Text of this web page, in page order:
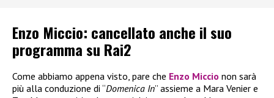
Enzo Miccio: cancellato anche il suo
programma su Rai2
Come abbiamo appena visto, pare che Enzo Miccio non sarà
più alla conduzione di “Domenica In” assieme a Mara Venier e